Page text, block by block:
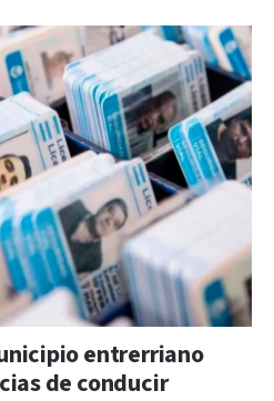
entrerriano
de conducir